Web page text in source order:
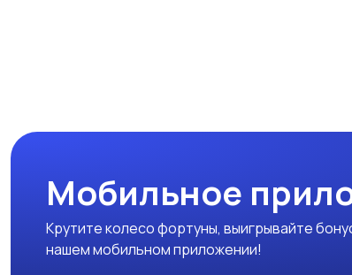
Мобильное
Крутите колесо фортуны, выигрывайте
нашем мобильном приложении!